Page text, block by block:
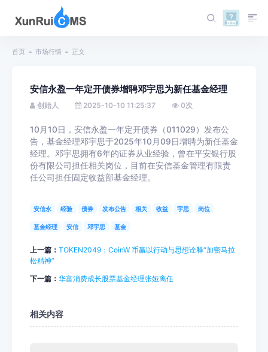
首页 市场行情 正文
安信永盈一年定开债券增聘邓宇思为新任基金经理
创始人 2025-10-10 11:25:37 0次
10月10日，安信永盈一年定开债券（011029）发布公
告，基金经理邓宇思于2025年10月09日增聘为新任基金
经理。邓宇思拥有6年的证券从业经验，曾在平安银行股
份有限公司担任相关岗位，目前在安信基金管理有限责
任公司担任固定收益部基金经理。
安信永 经验 债券 发布公告 相关 收益 宇思 岗位
基金经理 安信 邓宇思 基金
上一篇： TOKEN2049：CoinW 币赢以行动与思想诠释“加密马拉
松精神”
下一篇： 华富消费成长股票基金经理张娅离任
相关内容